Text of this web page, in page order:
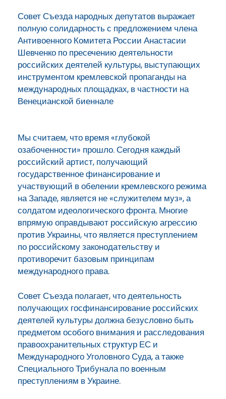
Совет Съезда народных депутатов выражает
полную солидарность с предложением члена
Антивоенного Комитета России Анастасии
Шевченко по пресечению деятельности
российских деятелей культуры, выступающих
инструментом кремлевской пропаганды на
международных площадках, в частности на
Венецианской биеннале
Мы считаем, что время «глубокой
озабоченности» прошло. Сегодня каждый
российский артист, получающий
государственное финансирование и
участвующий в обелении кремлевского режима
на Западе, является не «служителем муз», а
солдатом идеологического фронта. Многие
впрямую оправдывают российскую агрессию
против Украины, что является преступлением
по российскому законодательству и
противоречит базовым принципам
международного права.
Совет Съезда полагает, что деятельность
получающих госфинансирование российских
деятелей культуры должна безусловно быть
предметом особого внимания и расследования
правоохранительных структур ЕС и
Международного Уголовного Суда, а также
Специального Трибунала по военным
преступлениям в Украине.